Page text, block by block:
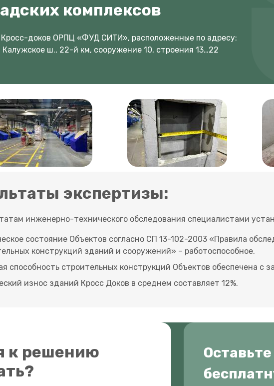
комплексов
Кросс-доков ОРПЦ «ФУД СИТИ», расположенные по адресу:
Калужское ш., 22-й км, сооружение 10, строения 13…22
экспертизы:
инженерно-технического обследования специалистами
состояние Объектов согласно СП 13-102-2003 «Правила
конструкций зданий и сооружений» – работоспособное.
способность строительных конструкций Объектов обеспечена с
износ зданий Кросс Доков в среднем составляет 12%.
к решению